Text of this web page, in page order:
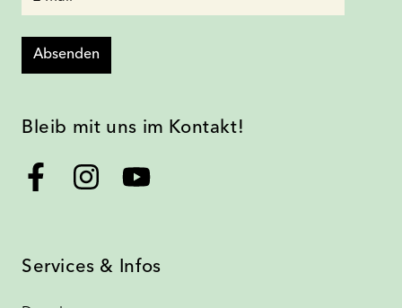
Absenden
Bleib mit uns im Kontakt!
Services & Infos